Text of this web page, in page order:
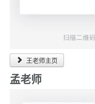
王老师主页
孟老师